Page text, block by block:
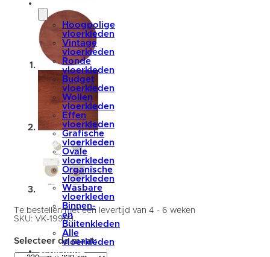
Hoogpolige
vloerkleden
Vintage
vloerkleden
Ronde
vloerkleden
Budget
vloerkleden
Wollen
vloerkleden
Effen
vloerkleden
Grafische
vloerkleden
Ovale
vloerkleden
Organische
vloerkleden
Wasbare
vloerkleden
Binnen-
en
Buitenkleden
Alle
vloerkleden
verlichting
Te bestellen met een levertijd van 4 - 6 weken
SKU: VK-19903